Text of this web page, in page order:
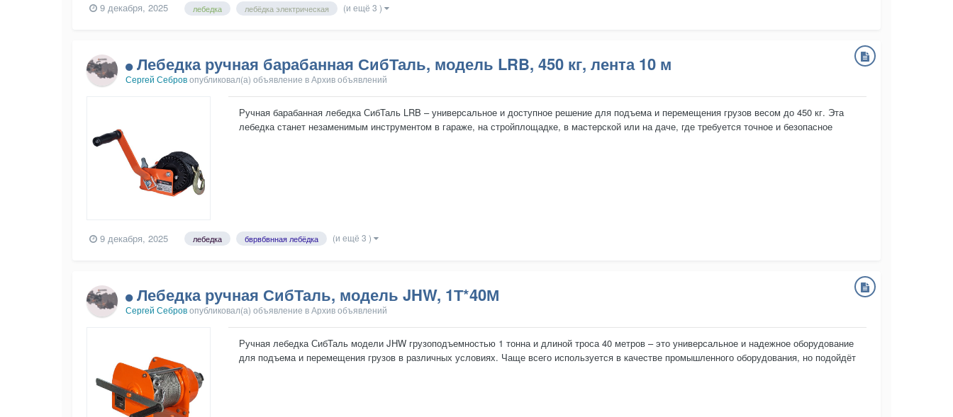
9 декабря, 2025 лебедка лебёдка электрическая (и ещё 3 )
Лебедка ручная барабанная СибТаль, модель LRB, 450 кг, лента 10 м
Сергей Себровопубликовал(а) объявление вАрхив объявлений
Ручная барабанная лебедка СибТаль LRB – универсальное и доступное решение для подъема и перемещения грузов весом до 450 кг. Эта
лебедка станет незаменимым инструментом в гараже, на стройплощадке, в мастерской или на даче, где требуется точное и безопасное
9 декабря, 2025 лебедка бврвбвнная лебёдка (и ещё 3 )
Лебедка ручная СибТаль, модель JHW, 1Т*40М
Сергей Себровопубликовал(а) объявление вАрхив объявлений
Ручная лебедка СибТаль модели JHW грузоподъемностью 1 тонна и длиной троса 40 метров – это универсальное и надежное оборудование
для подъема и перемещения грузов в различных условиях. Чаще всего используется в качестве промышленного оборудования, но подойдёт